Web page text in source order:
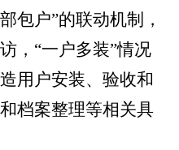
包户”的联动机制，
，“一户多装”情况
用户安装、验收和
档案整理等相关具